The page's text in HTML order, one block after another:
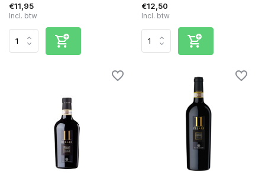
€11,95
Incl. btw
€12,50
Incl. btw